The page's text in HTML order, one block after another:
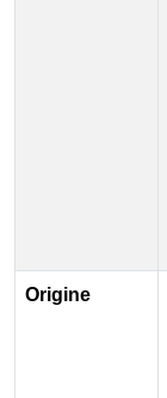
Origine